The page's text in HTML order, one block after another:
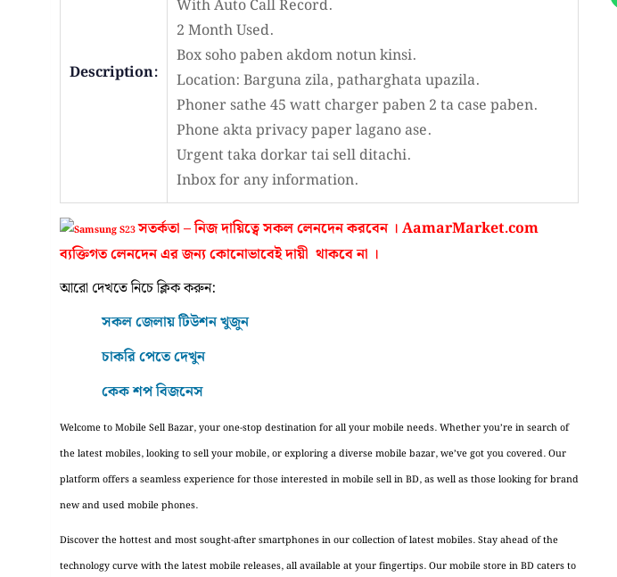
Description:
With Auto Call Record.
2 Month Used.
Box soho paben akdom notun kinsi.
Location: Barguna zila, patharghata upazila.
Phoner sathe 45 watt charger paben 2 ta case paben.
Phone akta privacy paper lagano ase.
Urgent taka dorkar tai sell ditachi.
Inbox for any information.
সতর্কতা – নিজ দায়িত্বে সকল লেনদেন করবেন । AamarMarket.com
ব্যক্তিগত লেনদেন এর জন্য কোনোভাবেই দায়ী থাকবে না ।
আরো দেখতে নিচে ক্লিক করুন:
সকল জেলায় টিউশন খুজুন
চাকরি পেতে দেখুন
কেক শপ বিজনেস
Welcome to Mobile Sell Bazar, your one-stop destination for all your mobile needs. Whether you’re in search of
the latest mobiles, looking to sell your mobile, or exploring a diverse mobile bazar, we’ve got you covered. Our
platform offers a seamless experience for those interested in mobile sell in BD, as well as those looking for brand
new and used mobile phones.
Discover the hottest and most sought-after smartphones in our collection of latest mobiles. Stay ahead of the
technology curve with the latest mobile releases, all available at your fingertips. Our mobile store in BD caters to